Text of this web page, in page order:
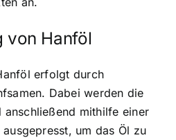
von Hanföl
erfolgt durch
Dabei werden die
anschließend mithilfe einer
um das Öl zu